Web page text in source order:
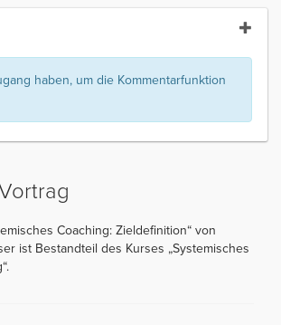
haben, um die Kommentarfunktion
Coaching: Zieldefinition“ von
ist Bestandteil des Kurses „Systemisches